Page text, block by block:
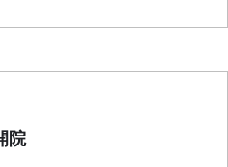
院